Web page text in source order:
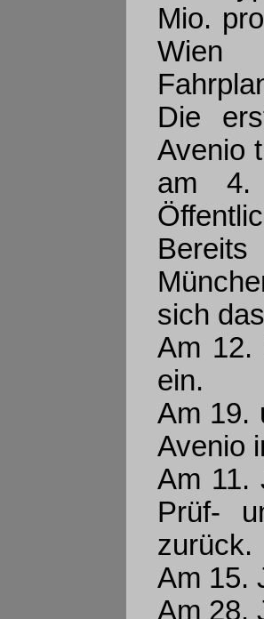
Mio.
Wien
Die
Avenio
am 4.
sich
Am 12.
ein.
Am 19.
Avenio
Am 11.
Prüf-
zurück.
Am 15.
Am 28.